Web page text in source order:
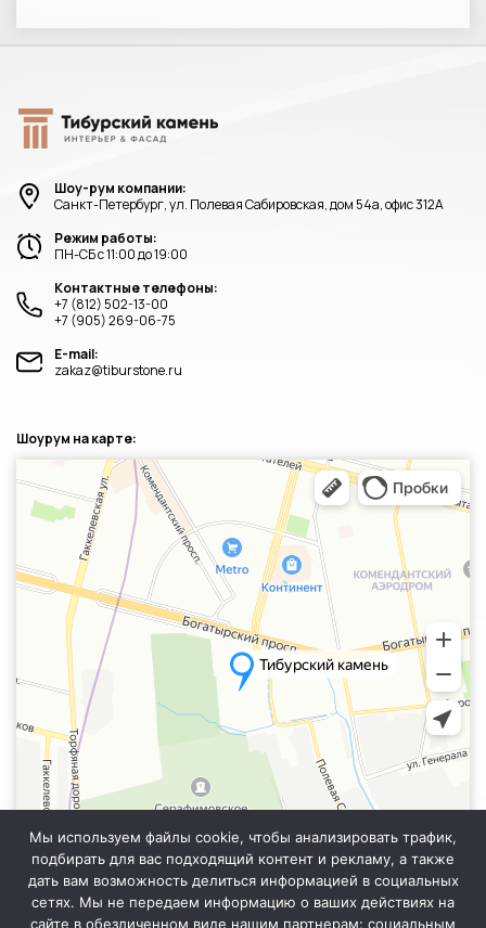
Мы используем файлы cookie, чтобы анализировать трафик,
подбирать для вас подходящий контент и рекламу, а также
дать вам возможность делиться информацией в социальных
сетях. Мы не передаем информацию о ваших действиях на
сайте в обезличенном виде нашим партнерам: социальным
Шоу-рум компании:
Санкт-Петербург, ул. Полевая Сабировская, дом 54а, офис 312А
Режим работы:
ПН-СБ с 11:00 до 19:00
Контактные телефоны:
+7 (812) 502-13-00
+7 (905) 269-06-75
E-mail:
zakaz@tiburstone.ru
Шоурум на карте:
Санкт‑Петербург
Яндекс.Карты — транспорт, навигация, поиск мест